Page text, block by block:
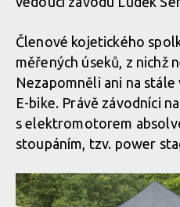
Členové kojetického
měřených úseků, z nichž
Nezapomněli ani na
E-bike. Právě závodníci
s elektromotorem
stoupáním, tzv. power